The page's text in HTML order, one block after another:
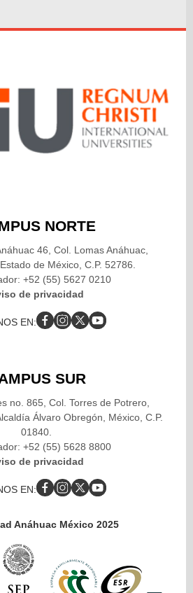
NORTE
46, Col. Lomas Anáhuac,
de México, C.P. 52786.
+52 (55) 5627 0210
de privacidad
EN:
SUR
no. 865, Col. Torres de Potrero,
Álvaro Obregón, México, C.P.
01840.
+52 (55) 5628 8800
de privacidad
EN:
Anáhuac México 2025